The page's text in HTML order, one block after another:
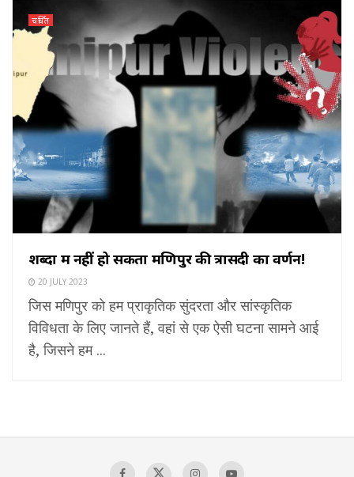
चर्चित
शब्दों में नहीं हो सकता मणिपुर की त्रासदी का वर्णन!
20 JULY 2023
जिस मणिपुर को हम प्राकृतिक सुंदरता और सांस्कृतिक
विविधता के लिए जानते हैं, वहां से एक ऐसी घटना सामने आई
है, जिसने हम ...